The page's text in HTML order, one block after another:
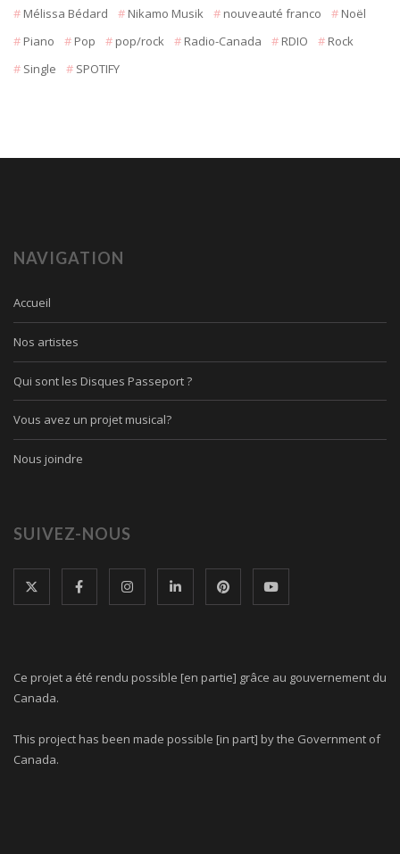
Mélissa Bédard
Nikamo Musik nouveauté franco
Noël
Piano
Pop pop/rock Radio-Canada RDIO
Rock
Single
SPOTIFY
NAVIGATION
Accueil
Nos artistes
Qui sont les Disques Passeport ?
Vous avez un projet musical?
Nous joindre
SUIVEZ-NOUS
Ce projet a été rendu possible [en partie] grâce au gouvernement du
Canada.
This project has been made possible [in part] by the Government of
Canada.